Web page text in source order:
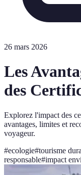
26 mars 2026
Les
des
Explorez l'impact des
avantages, limites et
voyageur.
#ecologie#tourisme
responsable#impact